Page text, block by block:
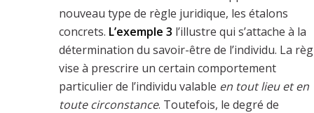
nouveau type de règle juridique, les étalons
concrets. L’exemple 3 l’illustre qui s’attache à la
détermination du savoir-être de l’individu. La
vise à prescrire un certain comportement
particulier de l’individu valable en tout lieu et en
toute circonstance. Toutefois, le degré de